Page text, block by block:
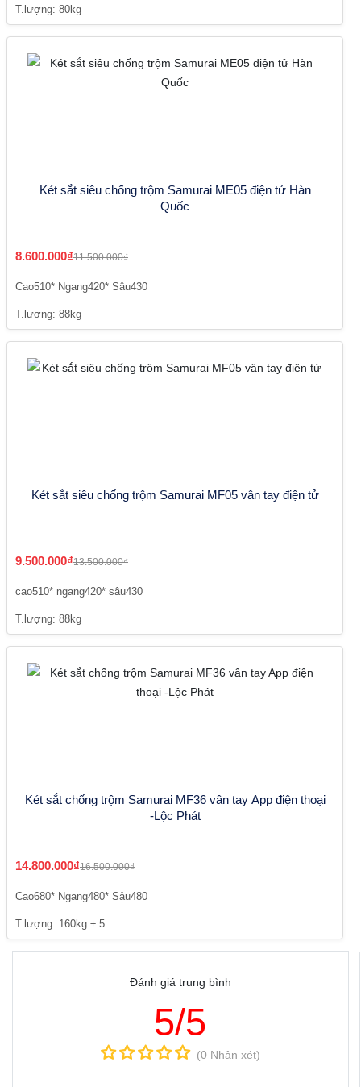
T.lượng: 80kg
Két sắt siêu chống trộm Samurai ME05 điện tử Hàn
Quốc
8.600.000₫11.500.000₫
Cao510* Ngang420* Sâu430
T.lượng: 88kg
Két sắt siêu chống trộm Samurai MF05 vân tay điện tử
9.500.000₫13.500.000₫
cao510* ngang420* sâu430
T.lượng: 88kg
Két sắt chống trộm Samurai MF36 vân tay App điện thoại
-Lộc Phát
14.800.000₫16.500.000₫
Cao680* Ngang480* Sâu480
T.lượng: 160kg ± 5
Đánh giá trung bình
5/5
(0 Nhận xét)